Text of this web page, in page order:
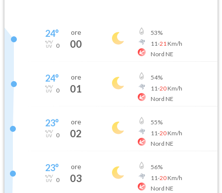
24°
0
ore
00
53%
11-21 Km/h
Nord NE
24°
0
ore
01
54%
11-20Km/h
Nord NE
23°
0
ore
02
55%
11-20Km/h
Nord NE
23°
0
ore
03
56%
11-20Km/h
Nord NE